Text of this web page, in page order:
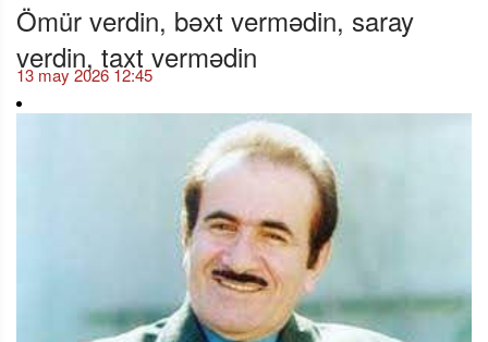
Ömür verdin, bəxt vermədin, saray
verdin, taxt vermədin
13 may 2026 12:45